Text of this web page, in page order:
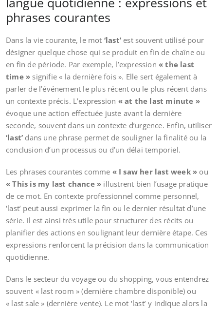
phrases courantes
Dans la vie courante, le mot ‘last’ est souvent utilisé pour
désigner quelque chose qui se produit en fin de chaîne ou
en fin de période. Par exemple, l’expression« the last
time » signifie « la dernière fois ». Elle sert également à
parler de l’événement le plus récent ou le plus récent dans
un contexte précis. L’expression « at the last minute »
évoque une action effectuée juste avant la dernière
seconde, souvent dans un contexte d’urgence. Enfin, utiliser
‘last’ dans une phrase permet de souligner la finalité ou la
conclusion d’un processus ou d’un délai temporiel.
Les phrases courantes comme « I saw her last week » ou
« This is my last chance » illustrent bien l’usage pratique
de ce mot. En contexte professionnel comme personnel,
‘last’ peut aussi exprimer la fin ou le dernier résultat d’une
série. Il est ainsi très utile pour structurer des récits ou
planifier des actions en soulignant leur dernière étape. Ces
expressions renforcent la précision dans la communication
quotidienne.
Dans le secteur du voyage ou du shopping, vous entendrez
souvent « last room » (dernière chambre disponible) ou
« last sale » (dernière vente). Le mot ‘last’ y indique alors la